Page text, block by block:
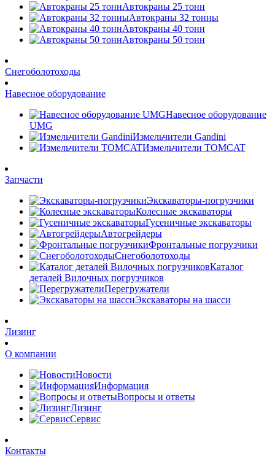
Автокраны 25 тонн
Автокраны 32 тонны
Автокраны 40 тонн
Автокраны 50 тонн
Снегоболотоходы
Навесное оборудование
Навесное оборудование
UMG
Измельчители Gandini
Измельчители TOMCAT
Запчасти
Экскаваторы-погрузчики
Колесные экскаваторы
Гусеничные экскаваторы
Автогрейдеры
Фронтальные погрузчики
Снегоболотоходы
Каталог
деталей Вилочных погрузчиков
Перегружатели
Экскаваторы на шасси
Лизинг
О компании
Новости
Информация
Вопросы и ответы
Лизинг
Сервис
Контакты